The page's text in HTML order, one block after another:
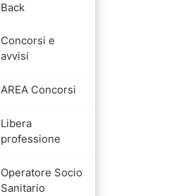
Back
Concorsi e
avvisi
AREA Concorsi
Libera
professione
Operatore Socio
Sanitario